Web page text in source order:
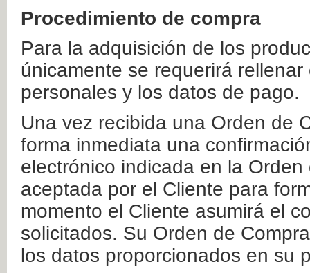
Procedimiento de compra
Para la adquisición de los
únicamente se requerirá
personales y los datos de pago.
Una vez recibida una Orden de
forma inmediata una
electrónico indicada en la
aceptada por el Cliente para
momento el Cliente asumirá el
solicitados. Su Orden de
los datos proporcionados en su